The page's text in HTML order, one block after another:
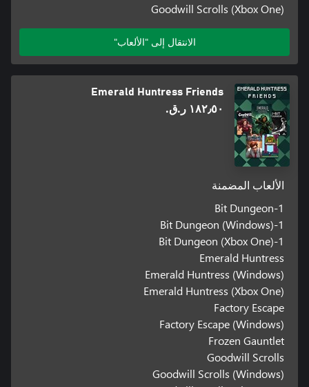
Goodwill Scrolls (Xbox One)
الانتقال إلى "الألعاب"
Emerald Huntress Friends
١٨٢٫٥٠ ر.ق.‏
الألعاب المضمنة
1-Bit Dungeon
1-Bit Dungeon (Windows)
1-Bit Dungeon (Xbox One)
Emerald Huntress
Emerald Huntress (Windows)
Emerald Huntress (Xbox One)
Factory Escape
Factory Escape (Windows)
Frozen Gauntlet
Goodwill Scrolls
Goodwill Scrolls (Windows)